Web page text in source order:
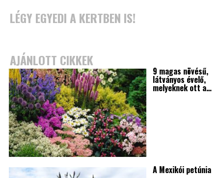
LÉGY EGYEDI A KERTBEN IS!
AJÁNLOTT CIKKEK
9 magas növésű,
látványos évelő,
melyeknek ott a…
A Mexikói petúnia